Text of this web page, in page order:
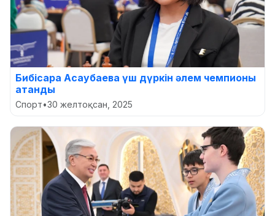
Бибісара Асаубаева үш дүркін әлем чемпионы
атанды
Спорт•30 желтоқсан, 2025